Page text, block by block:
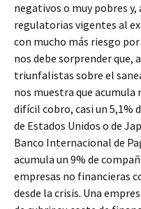
negativos o muy pobres
regulatorias vigentes al
con mucho más riesgo
nos debe sorprender que,
triunfalistas sobre el
nos muestra que acumula
difícil cobro, casi un 5,1%
de Estados Unidos o de
Banco Internacional de
acumula un 9% de
empresas no financieras
desde la crisis. Una